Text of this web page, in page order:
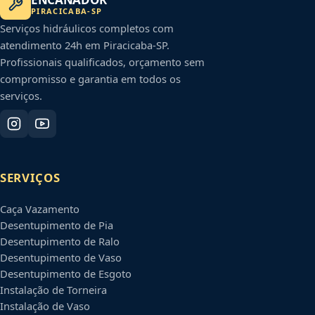
PIRACICABA-SP
Serviços hidráulicos completos com
atendimento 24h em Piracicaba-SP.
Profissionais qualificados, orçamento sem
compromisso e garantia em todos os
serviços.
SERVIÇOS
Caça Vazamento
Desentupimento de Pia
Desentupimento de Ralo
Desentupimento de Vaso
Desentupimento de Esgoto
Instalação de Torneira
Instalação de Vaso